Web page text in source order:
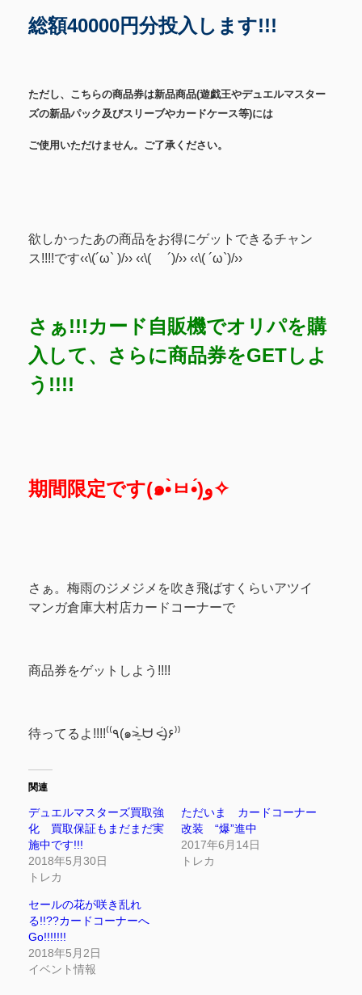
総額40000円分投入します!!!
ただし、こちらの商品券は新品商品(遊戯王やデュエルマスター
ズの新品パック及びスリーブやカードケース等)には
ご使用いただけません。ご了承ください。
欲しかったあの商品をお得にゲットできるチャン
ス!!!!です‹‹\(´ω` )/›› ‹‹\( ´)/›› ‹‹\( ´ω`)/››
さぁ!!!カード自販機でオリパを購
入して、さらに商品券をGETしよ
う!!!!
期間限定です(๑•̀ㅂ•́)و✧
さぁ。梅雨のジメジメを吹き飛ばすくらいアツイ
マンガ倉庫大村店カードコーナーで
商品券をゲットしよう!!!!
待ってるよ!!!!⁽⁽٩(๑˃̶͈̀ ᗨ ˂̶͈́)۶⁾⁾
関連
デュエルマスターズ買取強
化 買取保証もまだまだ実
施中です!!!
2018年5月30日
トレカ
ただいま カードコーナー
改装 “爆”進中
2017年6月14日
トレカ
セールの花が咲き乱れ
る!!??カードコーナーへ
Go!!!!!!!
2018年5月2日
イベント情報